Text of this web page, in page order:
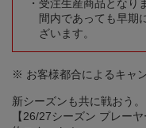
受注生産商品となり
間内であっても早期
ざいます。
※ お客様都合によるキャ
新シーズンも共に戦おう。
【26/27シーズン プレー